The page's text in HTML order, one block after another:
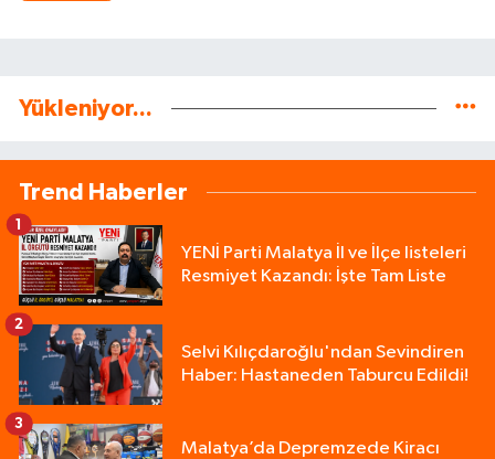
Yükleniyor...
Trend Haberler
YENİ Parti Malatya İl ve İlçe listeleri
Resmiyet Kazandı: İşte Tam Liste
1
Selvi Kılıçdaroğlu'ndan Sevindiren
Haber: Hastaneden Taburcu Edildi!
2
Malatya’da Depremzede Kiracı
3